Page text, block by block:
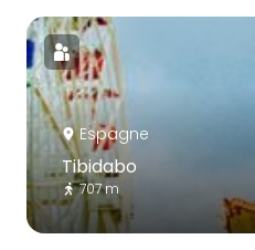
Espagne
Tibidabo
707 m